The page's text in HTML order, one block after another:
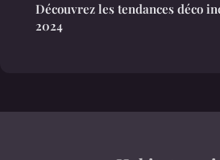
Découvrez les tendances déco
2024